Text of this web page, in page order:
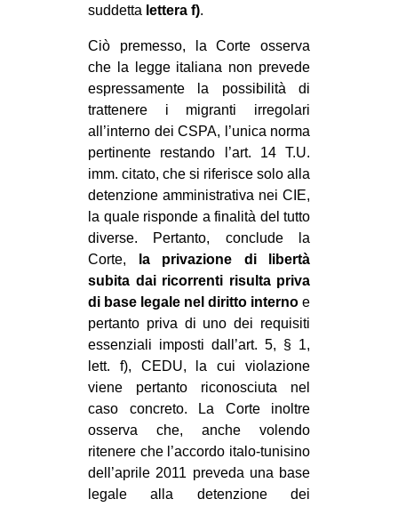
suddetta lettera f).
Ciò premesso, la Corte osserva
che la legge italiana non prevede
espressamente la possibilità di
trattenere i migranti irregolari
all’interno dei CSPA, l’unica norma
pertinente restando l’art. 14 T.U.
imm. citato, che si riferisce solo alla
detenzione amministrativa nei CIE,
la quale risponde a finalità del tutto
diverse. Pertanto, conclude la
Corte,
la privazione di libertà
subita dai ricorrenti risulta priva
di base legale nel diritto interno e
pertanto priva di uno dei requisiti
essenziali imposti dall’art. 5, § 1,
lett. f), CEDU, la cui violazione
viene pertanto riconosciuta nel
caso concreto. La Corte inoltre
osserva che, anche volendo
ritenere che l’accordo italo-tunisino
dell’aprile 2011 preveda una base
legale alla detenzione dei